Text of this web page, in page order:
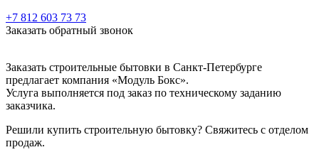
+7 812 603 73 73
Заказать обратный звонок
Заказать строительные бытовки в Санкт-Петербурге
предлагает компания «Модуль Бокс».
Услуга выполняется под заказ по техническому заданию
заказчика.
Решили купить строительную бытовку? Свяжитесь с отделом
продаж.